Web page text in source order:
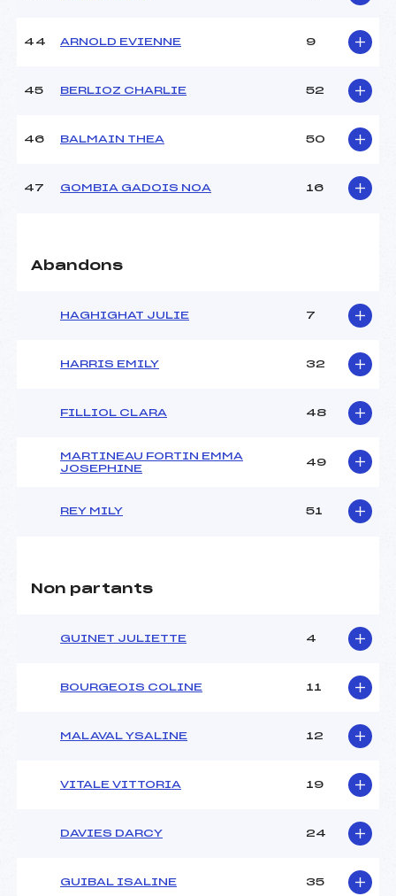
44 ARNOLD EVIENNE 9
45 BERLIOZ CHARLIE 52
46 BALMAIN THEA 50
47 GOMBIA GADOIS NOA 16
Abandons
HAGHIGHAT JULIE 7
HARRIS EMILY 32
FILLIOL CLARA 48
MARTINEAU FORTIN EMMA
JOSEPHINE
49
REY MILY 51
Non partants
GUINET JULIETTE 4
BOURGEOIS COLINE 11
MALAVAL YSALINE 12
VITALE VITTORIA 19
DAVIES DARCY 24
GUIBAL ISALINE 35